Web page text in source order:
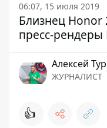
06:07, 15 июля 2019
Близнец Honor
пресс-рендеры
Алексей
ЖУРНАЛИСТ
👍